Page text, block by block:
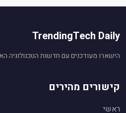
TrendingTech Daily
הישארו מעודכנים עם חדשות הטכנולוגיה
קישורים מהירים
ראשי